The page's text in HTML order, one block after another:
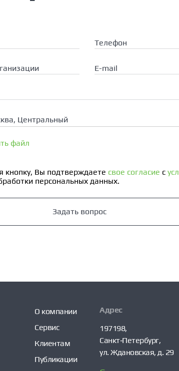
Телефон
E-mail
Центральный
файл
кнопку, Вы подтверждаете свое согласие с
персональных данных.
Задать вопрос
О компании
Сервис
Клиентам
Публикации
Адрес
197198,
Санкт‑Петербург,
ул. Ждановская, д. 29